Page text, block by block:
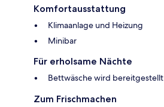
Komfortausstattung
Klimaanlage und Heizung
Minibar
Für erholsame Nächte
Bettwäsche wird bereitgestellt
Zum Frischmachen